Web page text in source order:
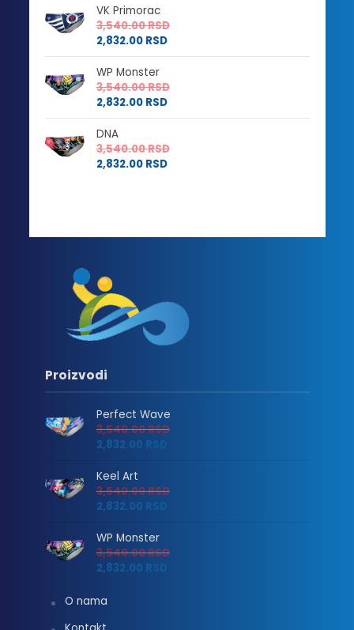
VK Primorac
3,540.00RSD
2,832.00 RSD
WP Monster
3,540.00RSD
2,832.00 RSD
DNA
3,540.00RSD
2,832.00 RSD
Proizvodi
Perfect Wave
3,540.00RSD
2,832.00 RSD
Keel Art
3,540.00RSD
2,832.00 RSD
WP Monster
3,540.00RSD
2,832.00 RSD
O nama